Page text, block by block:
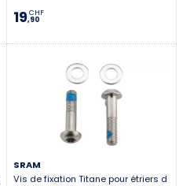
19,90
CHF
SRAM
Vis de fixation Titane pour étriers d